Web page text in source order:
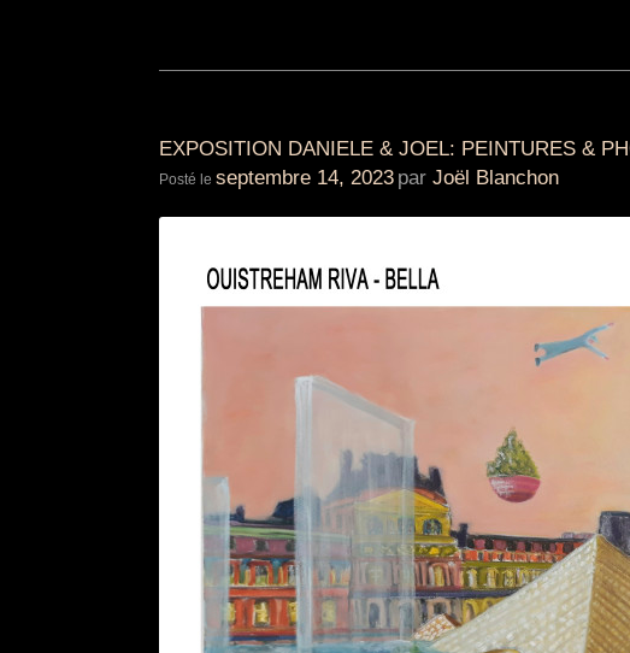
EXPOSITION DANIELE & JOEL: PEINTURES &
Posté le septembre 14, 2023 par Joël Blanchon